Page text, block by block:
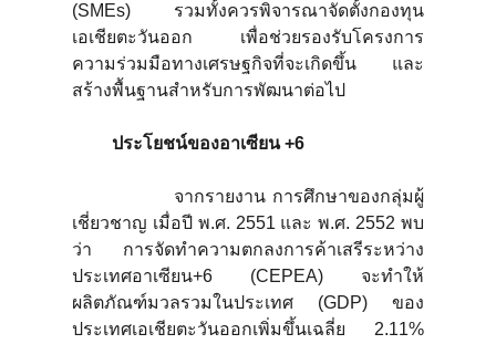
(SMEs) รวมทั้งควรพิจารณาจัดตั้งกองทุน
เอเชียตะวันออก เพื่อช่วยรองรับโครงการ
ความร่วมมือทางเศรษฐกิจที่จะเกิดขึ้น และ
สร้างพื้นฐานสำหรับการพัฒนาต่อไป
ประโยชน์ของอาเซียน +6
จากรายงาน การศึกษาของกลุ่มผู้
เชี่ยวชาญ เมื่อปี พ.ศ. 2551 และ พ.ศ. 2552 พบ
ว่า การจัดทำความตกลงการค้าเสรีระหว่าง
ประเทศอาเซียน+6 (CEPEA) จะทำให้
ผลิตภัณฑ์มวลรวมในประเทศ (GDP) ของ
ประเทศเอเชียตะวันออกเพิ่มขึ้นเฉลี่ย 2.11%